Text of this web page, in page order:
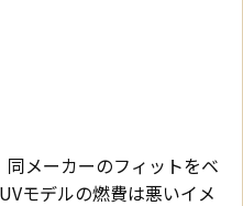
メーカーのフィットをベ
モデルの燃費は悪いイメ